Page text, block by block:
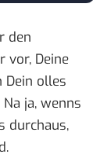
den
vor, Deine
Dein olles
ja, wenns
durchaus,